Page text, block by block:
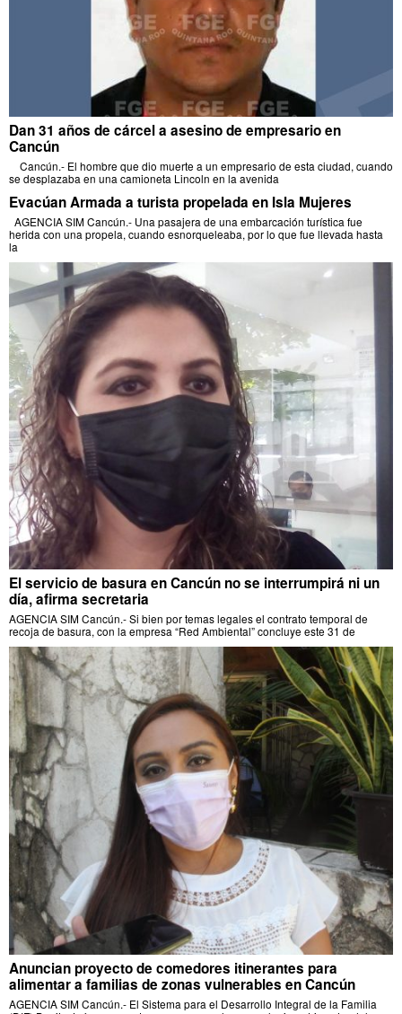
Dan 31 años de cárcel a asesino de empresario en
Cancún
Cancún.- El hombre que dio muerte a un empresario de esta ciudad, cuando
se desplazaba en una camioneta Lincoln en la avenida
Evacúan Armada a turista propelada en Isla Mujeres
AGENCIA SIM Cancún.- Una pasajera de una embarcación turística fue
herida con una propela, cuando esnorqueleaba, por lo que fue llevada hasta
la
El servicio de basura en Cancún no se interrumpirá ni un
día, afirma secretaria
AGENCIA SIM Cancún.- Si bien por temas legales el contrato temporal de
recoja de basura, con la empresa “Red Ambiental” concluye este 31 de
Anuncian proyecto de comedores itinerantes para
alimentar a familias de zonas vulnerables en Cancún
AGENCIA SIM Cancún.- El Sistema para el Desarrollo Integral de la Familia